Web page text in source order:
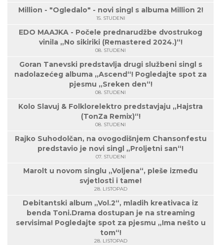
Million - "Ogledalo" - novi singl s albuma Million 2!
15. STUDENI
EDO MAAJKA - Počele prednarudžbe dvostrukog
vinila „No sikiriki (Remastered 2024.)“!
08. STUDENI
Goran Tanevski predstavlja drugi službeni singl s
nadolazećeg albuma „Ascend“! Pogledajte spot za
pjesmu „Sreken den“!
08. STUDENI
Kolo Slavuj & Folklorelektro predstavjaju „Hajstra
(TonZa Remix)“!
08. STUDENI
Rajko Suhodolčan, na ovogodišnjem Chansonfestu
predstavio je novi singl „Proljetni san“!
07. STUDENI
Marolt u novom singlu „Voljena“, pleše između
svjetlosti i tame!
28. LISTOPAD
Debitantski album „Vol.2“, mladih kreativaca iz
benda Toni.Drama dostupan je na streaming
servisima! Pogledajte spot za pjesmu „Ima nešto u
tom“!
28. LISTOPAD